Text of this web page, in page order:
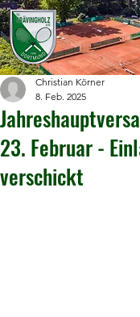
23. Februar -
verschickt
Christian Körner
8. Feb. 2025